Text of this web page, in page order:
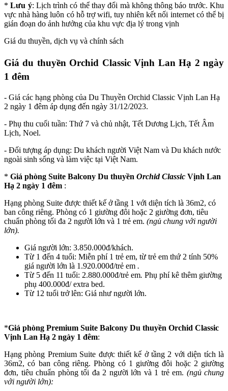
*Lưu ý: Lịch trình có thể thay đổi mà không thông báo trước. Khu
vực nhà hàng luôn có hỗ trợ wifi, tuy nhiên kết nối internet có thể bị
gián đoạn do ảnh hưởng của khu vực địa lý trong vịnh
Giá du thuyền, dịch vụ và chính sách
Giá du thuyền Orchid Classic Vịnh Lan Hạ 2 ngày
1 đêm
- Giá các hạng phòng của Du Thuyền Orchid Classic Vịnh Lan Hạ
2 ngày 1 đêm áp dụng đến ngày 31/12/2023.
- Phụ thu cuối tuần: Thứ 7 và chủ nhật, Tết Dương Lịch, Tết Âm
Lịch, Noel.
- Đối tượng áp dụng: Du khách người Việt Nam và Du khách nước
ngoài sinh sống và làm việc tại Việt Nam.
* Giá phòng Suite Balcony Du thuyền Orchid Classic Vịnh Lan
Hạ 2 ngày 1 đêm :
Hạng phòng Suite được thiết kế ở tầng 1 với diện tích là 36m2, có
ban công riêng. Phòng có 1 giường đôi hoặc 2 giường đơn, tiêu
chuẩn phòng tối đa 2 người lớn và 1 trẻ em. (ngủ chung với người
lớn).
Giá người lớn: 3.850.000đ/khách.
Từ 1 đến 4 tuổi: Miễn phí 1 trẻ em, từ trẻ em thứ 2 tính 50%
giá người lớn là 1.920.000đ/trẻ em .
Từ 5 đến 11 tuổi: 2.880.000đ/trẻ em. Phụ phí kê thêm giường
phụ 400.000đ/ extra bed.
Từ 12 tuổi trở lên: Giá như người lớn.
*Giá phòng Premium Suite Balcony Du thuyền Orchid Classic
Vịnh Lan Hạ 2 ngày 1 đêm:
Hạng phòng Premium Suite được thiết kế ở tầng 2 với diện tích là
36m2, có ban công riêng. Phòng có 1 giường đôi hoặc 2 giường
đơn, tiêu chuẩn phòng tối đa 2 người lớn và 1 trẻ em. (ngủ chung
với người lớn):